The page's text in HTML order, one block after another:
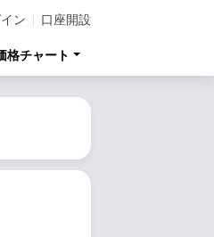
ン 口座開設
格チャート